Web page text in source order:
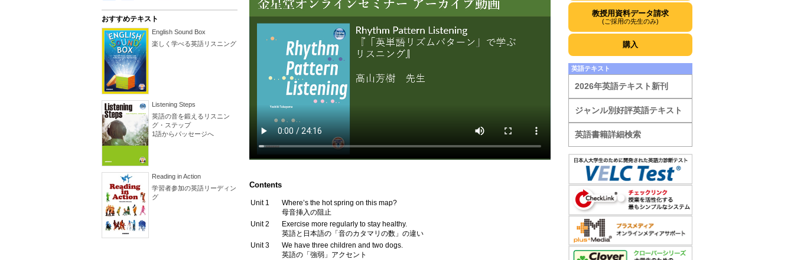
おすすめテキスト
English Sound Box
楽しく学べる英語リスニング
Listening Steps
英語の音を鍛えるリスニン
グ・ステップ
1語からパッセージへ
Reading in Action
学習者参加の英語リーディン
グ
Contents
Unit 1
Where’s the hot spring on this map?
母音挿入の阻止
Unit 2
Exercise more regularly to stay healthy.
英語と日本語の「音のカタマリの数」の違い
Unit 3
We have three children and two dogs.
英語の「強弱」アクセント
教授用資料データ請求
(ご採用の先生のみ)
購入
英語テキスト
2026年英語テキスト新刊
ジャンル別好評英語テキスト
英語書籍詳細検索